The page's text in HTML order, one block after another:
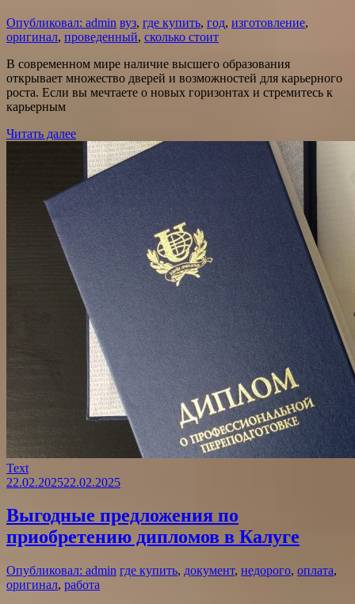
Опубликовал: admin вуз, где купить, год, изготовление,
оригинал, проведенный, сколько стоит
В современном мире наличие высшего образования
открывает множество дверей и возможностей для карьерного
роста. Если вы мечтаете о новых горизонтах и стремитесь к
карьерным
Читать далее
Text
22.02.202522.02.2025
Выгодные предложения по
приобретению дипломов в Калуге
Опубликовал: admin где купить, документ, недорого, оплата,
оригинал, работа